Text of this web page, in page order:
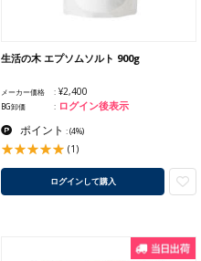
生活の木 エプソムソルト 900g
メーカー価格 ¥2,400
BG卸価 ログイン後表示
ポイント :(4%)
(1)
ログインして購入